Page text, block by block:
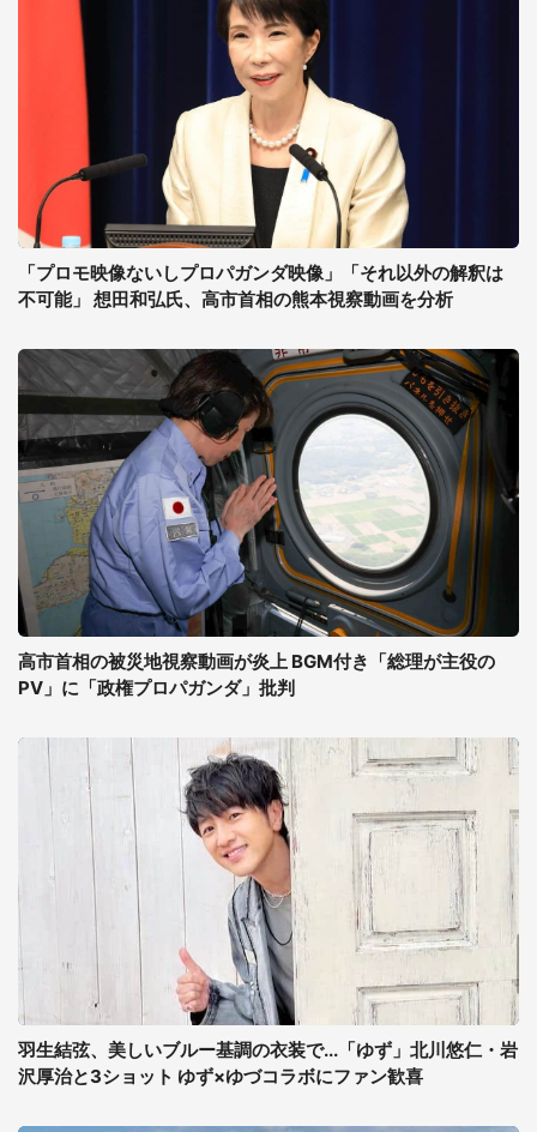
「プロモ映像ないしプロパガンダ映像」「それ以外の解釈は
不可能」 想田和弘氏、高市首相の熊本視察動画を分析
高市首相の被災地視察動画が炎上 BGM付き「総理が主役の
PV」に「政権プロパガンダ」批判
羽生結弦、美しいブルー基調の衣装で...「ゆず」北川悠仁・岩
沢厚治と3ショット ゆず×ゆづコラボにファン歓喜